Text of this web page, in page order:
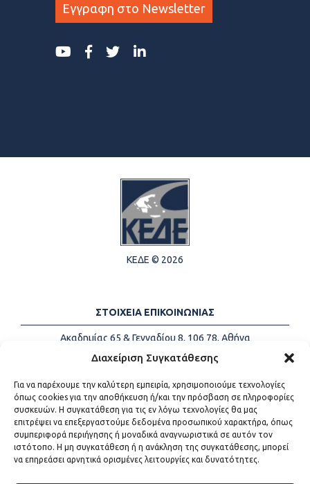
Διαχείριση Συγκατάθεσης
Για να παρέχουμε την καλύτερη εμπειρία, χρησιμοποιούμε τεχνολογίες
όπως cookies για την αποθήκευση ή/και την πρόσβαση σε πληροφορίες
συσκευών. Η συγκατάθεση για τις εν λόγω τεχνολογίες θα μας
επιτρέψει να επεξεργαστούμε δεδομένα προσωπικού χαρακτήρα, όπως
συμπεριφορά περιήγησης ή μοναδικά αναγνωριστικά σε αυτόν τον
ιστότοπο. Η μη συγκατάθεση ή η ανάκληση της συγκατάθεσης, μπορεί
να επηρεάσει αρνητικά ορισμένες λειτουργίες και δυνατότητες.
Εγγραφη στο Newsletter
ΚΕΔΕ © 2026
ΣΤΟΙΧΕΙΑ ΕΠΙΚΟΙΝΩΝΙΑΣ
Ακαδημίας 65 & Γενναδίου 8, 106 78, Αθήνα
Τηλέφωνα:
+30 213-2147500
Email:
info@kede.gr
ΧΡΗΣΙΜΟΙ ΣΥΝΔΕΣΜΟΙ
Η ΚΕΔΕ